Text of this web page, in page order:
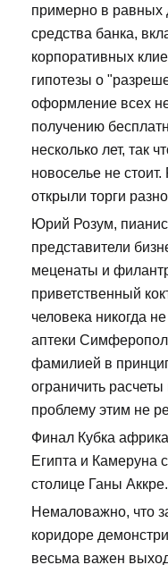
примерно в равных
средства банка,
корпоративных
гипотезы о
оформление всех
получению
несколько лет, так
новоселье не
открыли торги
Юрий Розум,
представители
меценаты и
приветственный
человека никогда
аптеки
фамилией в
ограничить
проблему этим не
Финал Кубка
Египта и Камеруна
столице Ганы Аккре.
Немаловажно, что
коридоре
весьма важен